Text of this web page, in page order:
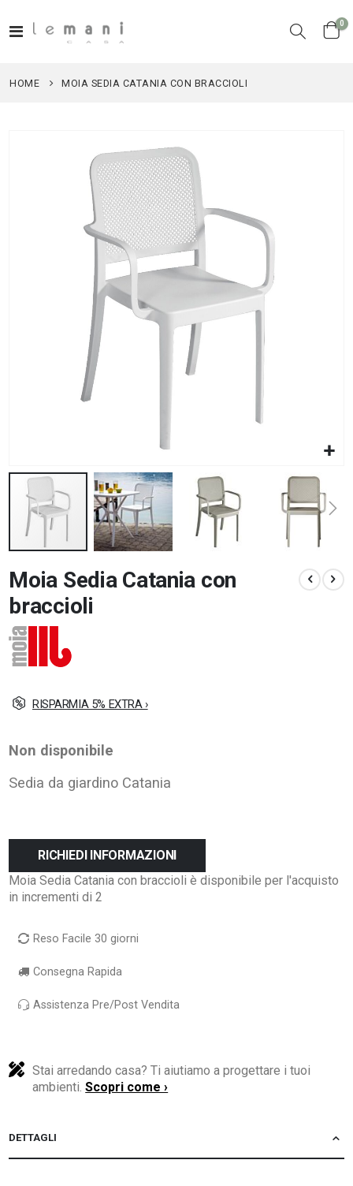
Toggle
Cart
0
HOME MOIA SEDIA CATANIA CON BRACCIOLI
all'inizio
della
galleria
di
immagini
Moia Sedia Catania con
braccioli
RISPARMIA 5% EXTRA ›
Non disponibile
Sedia da giardino Catania
RICHIEDI INFORMAZIONI
Moia Sedia Catania con braccioli è disponibile per l'acquisto
in incrementi di 2
Reso Facile 30 giorni
Consegna Rapida
Assistenza Pre/Post Vendita
Stai arredando casa? Ti aiutiamo a progettare i tuoi
ambienti.Scopri come ›
DETTAGLI